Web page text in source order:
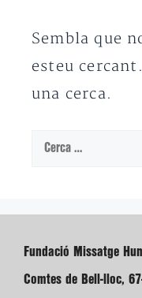
Sembla que
esteu
una cerca.
Cerca:
Fundació Missatge
Comtes de Bell-lloc,